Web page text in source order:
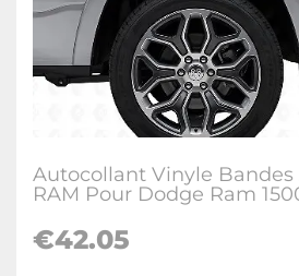
Autocollant Vinyle Bandes
RAM Pour Dodge Ram
€42.05